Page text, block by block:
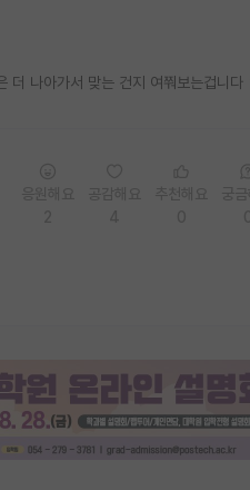
더 나아가서 맞는 건지 여쭤보는겁니다